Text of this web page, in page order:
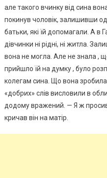
але такого вчинку від сина
покинув чоловік, залишивши
батьки, які їй допомагали. А в
дівчинки ні рідні, ні житла.
вона не могла. Але не знала ,
прийшло їй на думку , було
колегам сина. Що вона
«добрих» слів висловили в
додому вражений. — Я ж
кричав він на матір.